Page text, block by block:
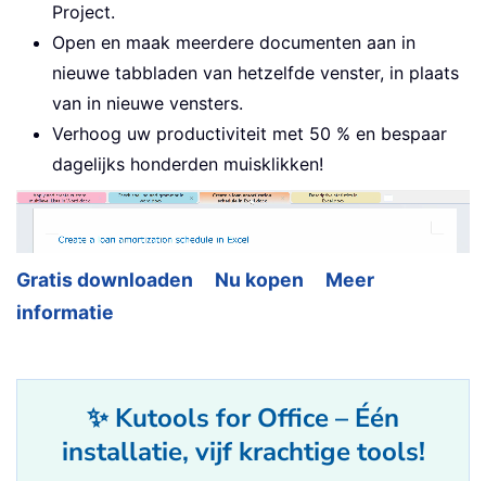
Project.
Open en maak meerdere documenten aan in
nieuwe tabbladen van hetzelfde venster, in plaats
van in nieuwe vensters.
Verhoog uw productiviteit met 50 % en bespaar
dagelijks honderden muisklikken!
Gratis downloaden Nu kopen
Meer
informatie
✨ Kutools for Office – Één
installatie, vijf krachtige tools!